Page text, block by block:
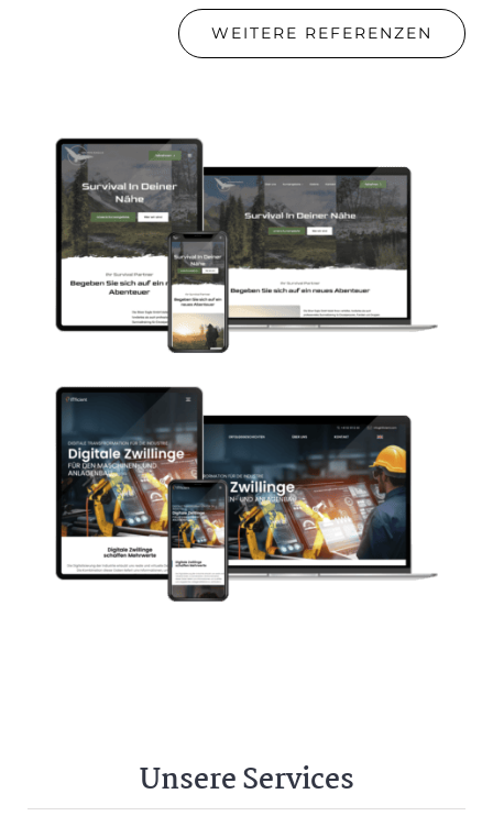
WEITERE REFERENZEN
Unsere Services